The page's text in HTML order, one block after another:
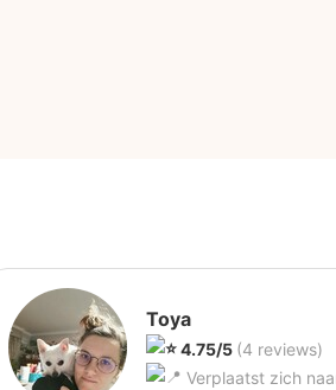
Toya
4.75/5 (4 reviews)
Verplaatst zich